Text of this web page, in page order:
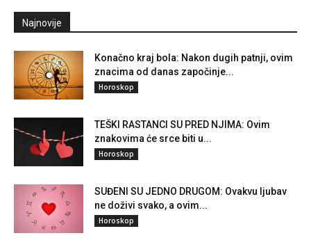
Najnovije
Konačno kraj bola: Nakon dugih patnji, ovim
znacima od danas započinje...
Horoskop
TEŠKI RASTANCI SU PRED NJIMA: Ovim
znakovima će srce biti u...
Horoskop
SUĐENI SU JEDNO DRUGOM: Ovakvu ljubav
ne doživi svako, a ovim...
Horoskop